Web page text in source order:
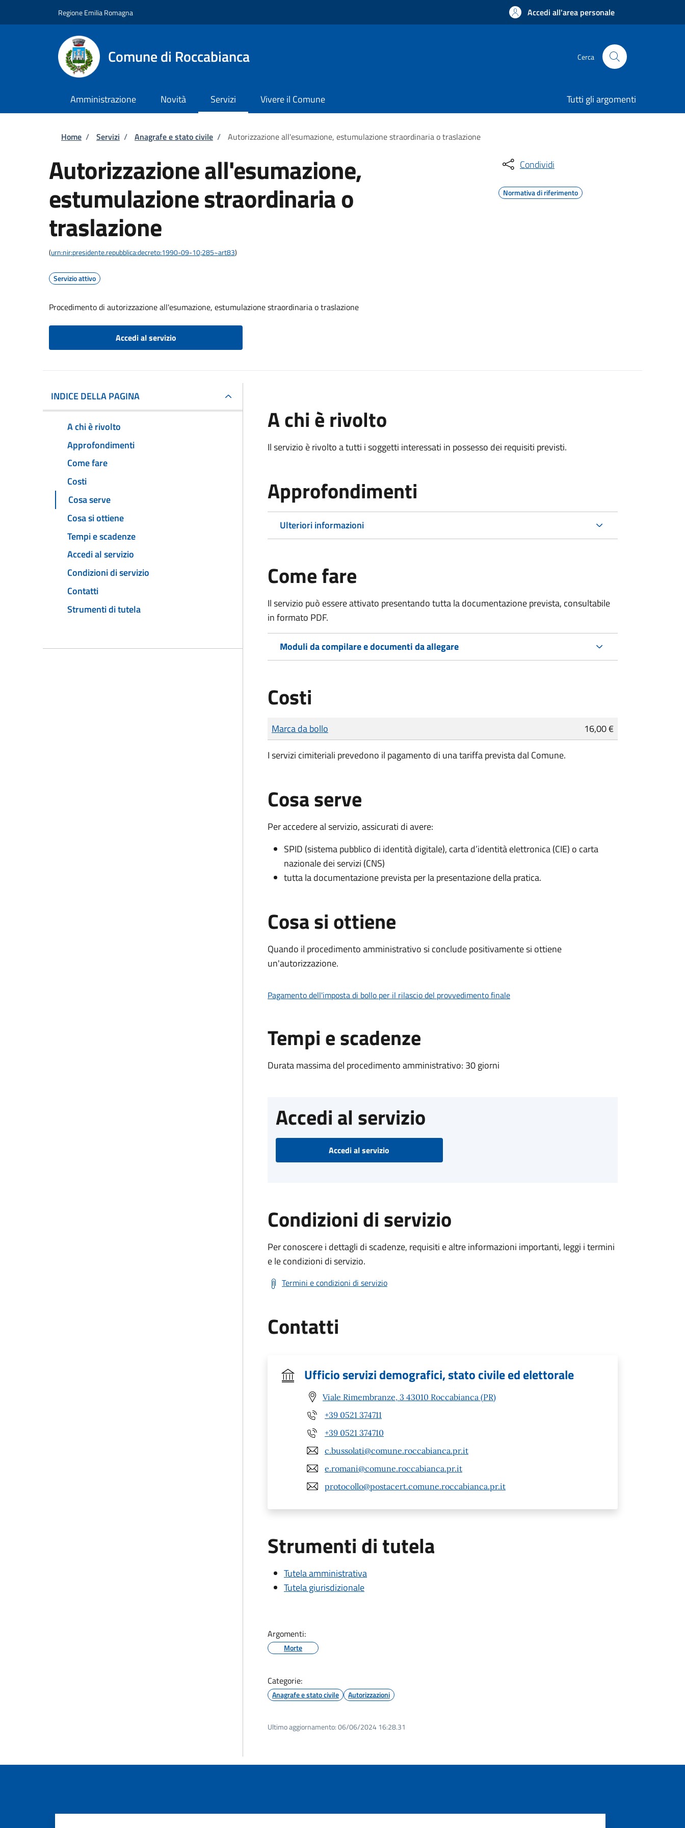
Regione Emilia Romagna Accedi all'area personale
Comune di Roccabianca Cerca
Amministrazione Novità Servizi Vivere il Comune Tutti gli argomenti
Briciole di pane
Home / Servizi / Anagrafe e stato civile / Autorizzazione all'esumazione, estumulazione straordinaria o traslazione
Autorizzazione all'esumazione,
estumulazione straordinaria o
traslazione
(urn:nir:presidente.repubblica:decreto:1990-09-10;285~art83)
Servizio attivo
Procedimento di autorizzazione all'esumazione, estumulazione straordinaria o traslazione
Accedi al servizio
Condividi
Normativa di riferimento
INDICE DELLA PAGINA
A chi è rivolto
Approfondimenti
Come fare
Costi
Cosa serve
Cosa si ottiene
Tempi e scadenze
Accedi al servizio
Condizioni di servizio
Contatti
Strumenti di tutela
A chi è rivolto
Il servizio è rivolto a tutti i soggetti interessati in possesso dei requisiti previsti.
Approfondimenti
Ulteriori informazioni
Come fare
Il servizio può essere attivato presentando tutta la documentazione prevista, consultabile
in formato PDF.
Moduli da compilare e documenti da allegare
Costi
Tipo di pagamento
Importo
Marca da bollo
16,00 €
I servizi cimiteriali prevedono il pagamento di una tariffa prevista dal Comune.
Cosa serve
Per accedere al servizio, assicurati di avere:
SPID (sistema pubblico di identità digitale), carta d’identità elettronica (CIE) o carta
nazionale dei servizi (CNS)
tutta la documentazione prevista per la presentazione della pratica.
Cosa si ottiene
Quando il procedimento amministrativo si conclude positivamente si ottiene
un'autorizzazione.
Pagamento dell'imposta di bollo per il rilascio del provvedimento finale
Tempi e scadenze
Durata massima del procedimento amministrativo: 30 giorni
Accedi al servizio
Accedi al servizio
Condizioni di servizio
Per conoscere i dettagli di scadenze, requisiti e altre informazioni importanti, leggi i termini
e le condizioni di servizio.
Termini e condizioni di servizio
Contatti
Ufficio servizi demografici, stato civile ed elettorale
Viale Rimembranze, 3 43010 Roccabianca (PR)
+39 0521 374711
+39 0521 374710
c.bussolati@comune.roccabianca.pr.it
e.romani@comune.roccabianca.pr.it
protocollo@postacert.comune.roccabianca.pr.it
Strumenti di tutela
Tutela amministrativa
Tutela giurisdizionale
Argomenti:
Morte
Categorie:
Anagrafe e stato civile Autorizzazioni
Ultimo aggiornamento:06/06/2024 16:28.31